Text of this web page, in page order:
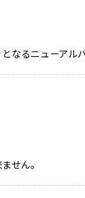
なるニューア
せん。